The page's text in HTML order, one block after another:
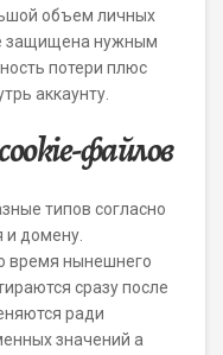
объем личных
защищена нужным
потери плюс
аккаунту.
файлов
типов согласно
и домену.
время нынешнего
сразу после
ради
значений а